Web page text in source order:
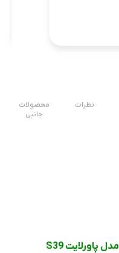
نظرات
محصولات
جانبی
مدل پاورلایت S39